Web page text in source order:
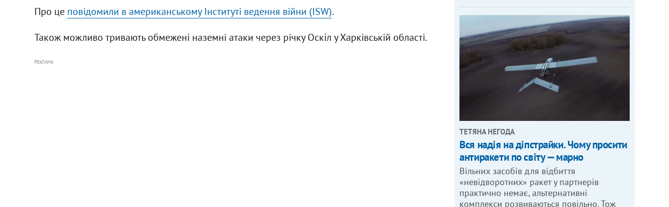
Про це повідомили в американському Інституті ведення війни (ISW).
Також можливо тривають обмежені наземні атаки через річку Оскіл у Харківській області.
РЕКЛАМА
ТЕТЯНА НЕГОДА
Вся надія на діпстрайки. Чому просити
антиракети по світу — марно
Вільних засобів для відбиття
«невідворотних» ракет у партнерів
практично немає, альтернативні
комплекси розвиваються повільно. Тож